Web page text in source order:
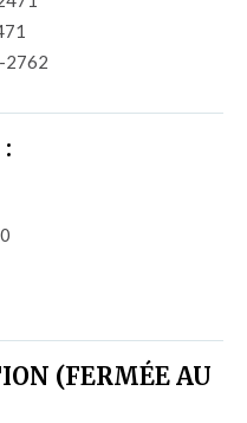
2762
17h00
(FERMÉE AU